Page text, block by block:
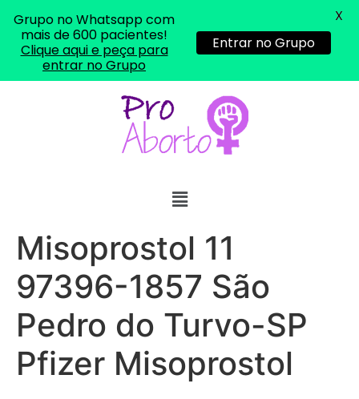
Misoprostol 11
97396-1857 São
Pedro do Turvo-SP
Pfizer Misoprostol
Grupo no Whatsapp com
mais de 600 pacientes!
Clique aqui e peça para
entrar no Grupo
Entrar no Grupo
X